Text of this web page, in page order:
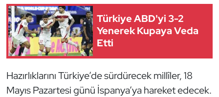
Türkiye ABD'yi 3-2
Yenerek Kupaya Veda
Etti
Hazırlıklarını Türkiye’de sürdürecek millîler, 18
Mayıs Pazartesi günü İspanya’ya hareket edecek.
Kano ve Rafting
Karate
Kempo